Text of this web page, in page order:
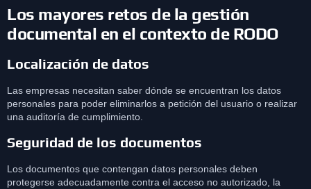
Los mayores retos de la gestión
documental en el contexto de RODO
Localización de datos
Las empresas necesitan saber dónde se encuentran los datos
personales para poder eliminarlos a petición del usuario o realizar
una auditoría de cumplimiento.
Seguridad de los documentos
Los documentos que contengan datos personales deben
protegerse adecuadamente contra el acceso no autorizado, la